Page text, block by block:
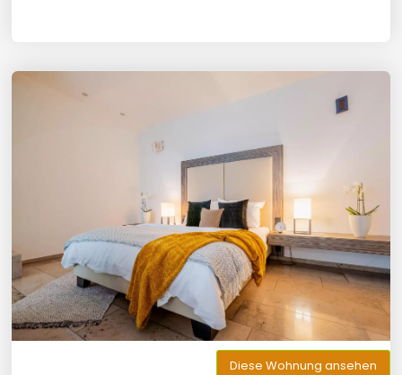
Diese Wohnung ansehen